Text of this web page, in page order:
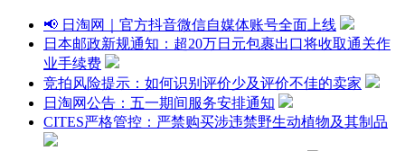
📢 日淘网｜官方抖音微信自媒体账号全面上线
日本邮政新规通知：超20万日元包裹出口将收取通关作
业手续费
竞拍风险提示：如何识别评价少及评价不佳的卖家
日淘网公告：五一期间服务安排通知
CITES严格管控：严禁购买涉违禁野生动植物及其制品